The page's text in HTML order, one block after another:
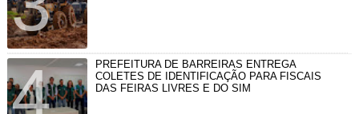
PREFEITURA DE BARREIRAS ENTREGA
COLETES DE IDENTIFICAÇÃO PARA FISCAIS
DAS FEIRAS LIVRES E DO SIM